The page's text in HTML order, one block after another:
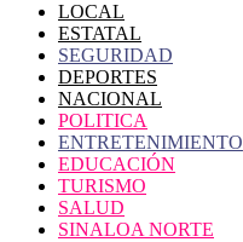
LOCAL
ESTATAL
SEGURIDAD
DEPORTES
NACIONAL
POLITICA
ENTRETENIMIENTO
EDUCACIÓN
TURISMO
SALUD
SINALOA NORTE